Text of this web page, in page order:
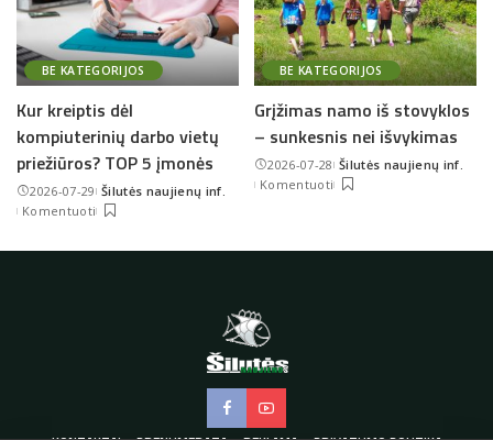
BE KATEGORIJOS
Kur kreiptis dėl
kompiuterinių darbo vietų
priežiūros? TOP 5 įmonės
2026-07-29Posted
by
Šilutės naujienų inf.
Komentuoti
BE KATEGORIJOS
Grįžimas namo iš stovyklos
– sunkesnis nei išvykimas
2026-07-28Posted
by
Šilutės naujienų inf.
Komentuoti